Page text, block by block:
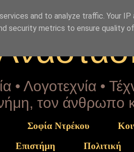
• Λογοτεχνία •
τον άνθρωπο
Σοφία Ντρέκου
Επιστήμη Πολιτική
and to analyze traffic. Your IP
security metrics to ensure quality